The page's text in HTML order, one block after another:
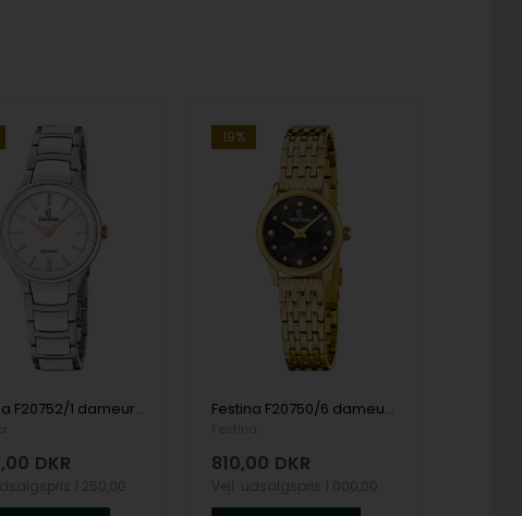
Festina F20752/1 dameur Ceramic 31mm 5ATM
DKR
19%
Festina F20750/6 dameur Mademoiselle 23mm 5ATM
810,00 DKR